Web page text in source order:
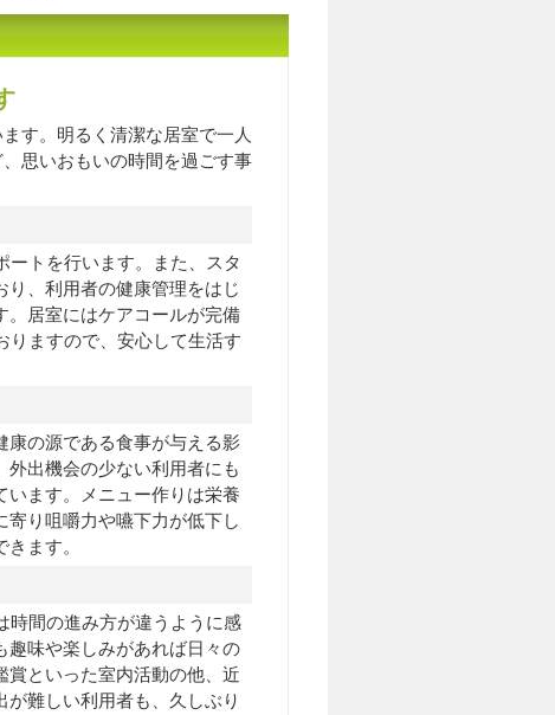
す。明るく清潔な居室で一人
思いおもいの時間を過ごす事
ートを行います。また、スタ
、利用者の健康管理をはじ
。居室にはケアコールが完備
りますので、安心して生活す
康の源である食事が与える影
出機会の少ない利用者にも
います。メニュー作りは栄養
り咀嚼力や嚥下力が低下し
ます。
時間の進み方が違うように感
趣味や楽しみがあれば日々の
といった室内活動の他、近
難しい利用者も、久しぶり